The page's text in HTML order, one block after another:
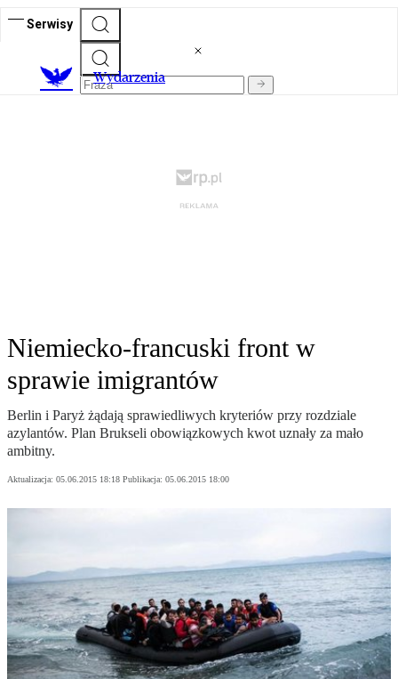
Serwisy
Wydarzenia
Niemiecko-francuski front w
sprawie imigrantów
Berlin i Paryż żądają sprawiedliwych kryteriów przy rozdziale
azylantów. Plan Brukseli obowiązkowych kwot uznały za mało
ambitny.
Aktualizacja: 05.06.2015 18:18 Publikacja: 05.06.2015 18:00